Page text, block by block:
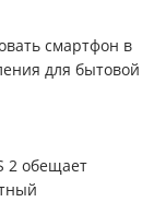
смартфон в
для бытовой
2 обещает